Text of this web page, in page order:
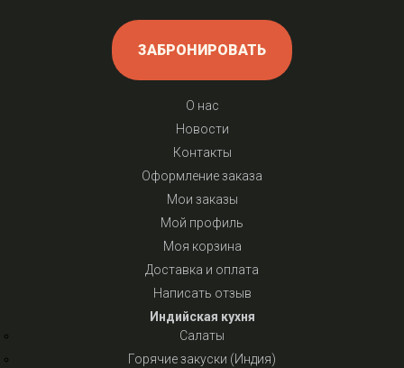
ЗАБРОНИРОВАТЬ
О нас
Новости
Контакты
Оформление заказа
Мои заказы
Мой профиль
Моя корзина
Доставка и оплата
Написать отзыв
Индийская кухня
Салаты
Горячие закуски (Индия)